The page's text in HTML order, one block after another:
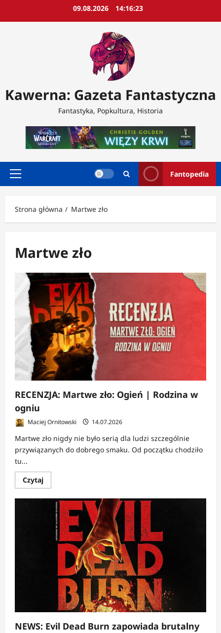
09.08.2026 14:16:24
Kawerna: Gazeta Fantastyczna
Fantastyka, Popkultura, Historia
Menu
Fantopedia
Strona główna Martwe zło
Martwe zło
RECENZJA: Martwe zło: Ogień | Rodzina w
ogniu
Maciej Ornitowski 14.07.2026
Martwe zło nigdy nie było serią dla ludzi szczególnie
przywiązanych do dobrego smaku. Od początku chodziło
tu...
CzytajDowiedz
się
o
RECENZJA:
Martwe
Ogień
Rodzina
ogniu
NEWS: Evil Dead Burn zapowiada brutalny